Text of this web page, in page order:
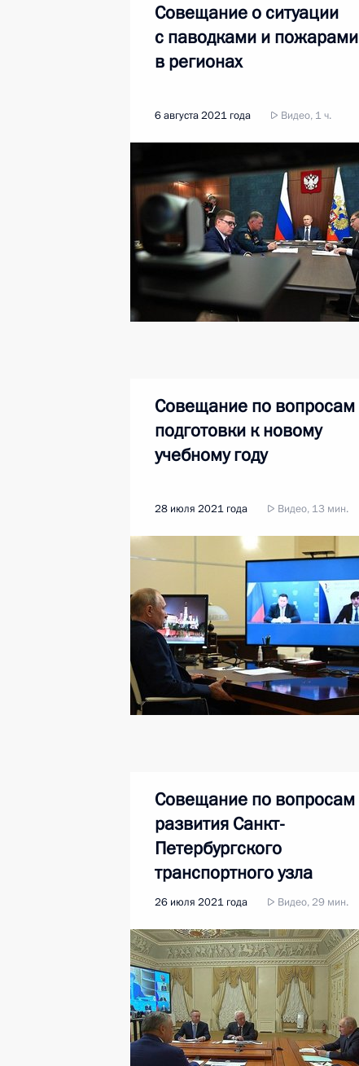
Совещание о ситуации
с паводками и пожарами
в регионах
6 августа 2021 года Видео, 1 ч.
Совещание по вопросам
подготовки к новому
учебному году
28 июля 2021 года Видео, 13 мин.
Совещание по вопросам
развития Санкт-
Петербургского
транспортного узла
26 июля 2021 года Видео, 29 мин.